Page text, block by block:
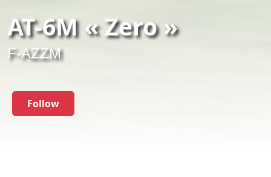
AT-6M « Zero »
F-AZZM
Follow